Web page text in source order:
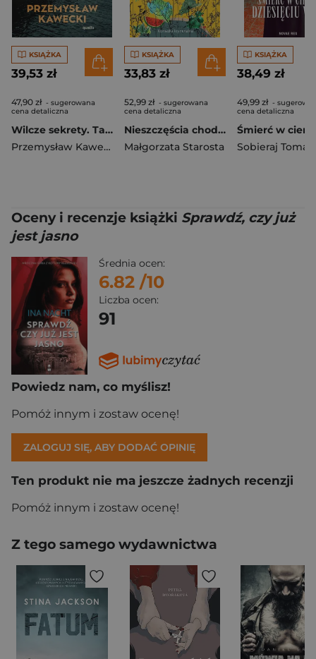
KSIĄŻKA
39,53 zł
47,90 zł - sugerowana
cena detaliczna
Wilcze sekrety. Tajemnice jeziora Omulew
Przemysław Kawecki
KSIĄŻKA
33,83 zł
52,99 zł - sugerowana
cena detaliczna
Nieszczęścia chodzą czwórkami. W siedlisku. Tom 4
Małgorzata Starosta
KSIĄŻKA
38,49 zł
49,99 zł -
cena detaliczna
Sobieraj
Oceny i recenzje książki Sprawdź, czy już
jest jasno
Średnia ocen:
6.82 /10
Liczba ocen:
91
Powiedz nam, co myślisz!
Pomóż innym i zostaw ocenę!
ZALOGUJ SIĘ, ABY DODAĆ OPINIĘ
Ten produkt nie ma jeszcze żadnych recenzji
Pomóż innym i zostaw ocenę!
Z tego samego wydawnictwa